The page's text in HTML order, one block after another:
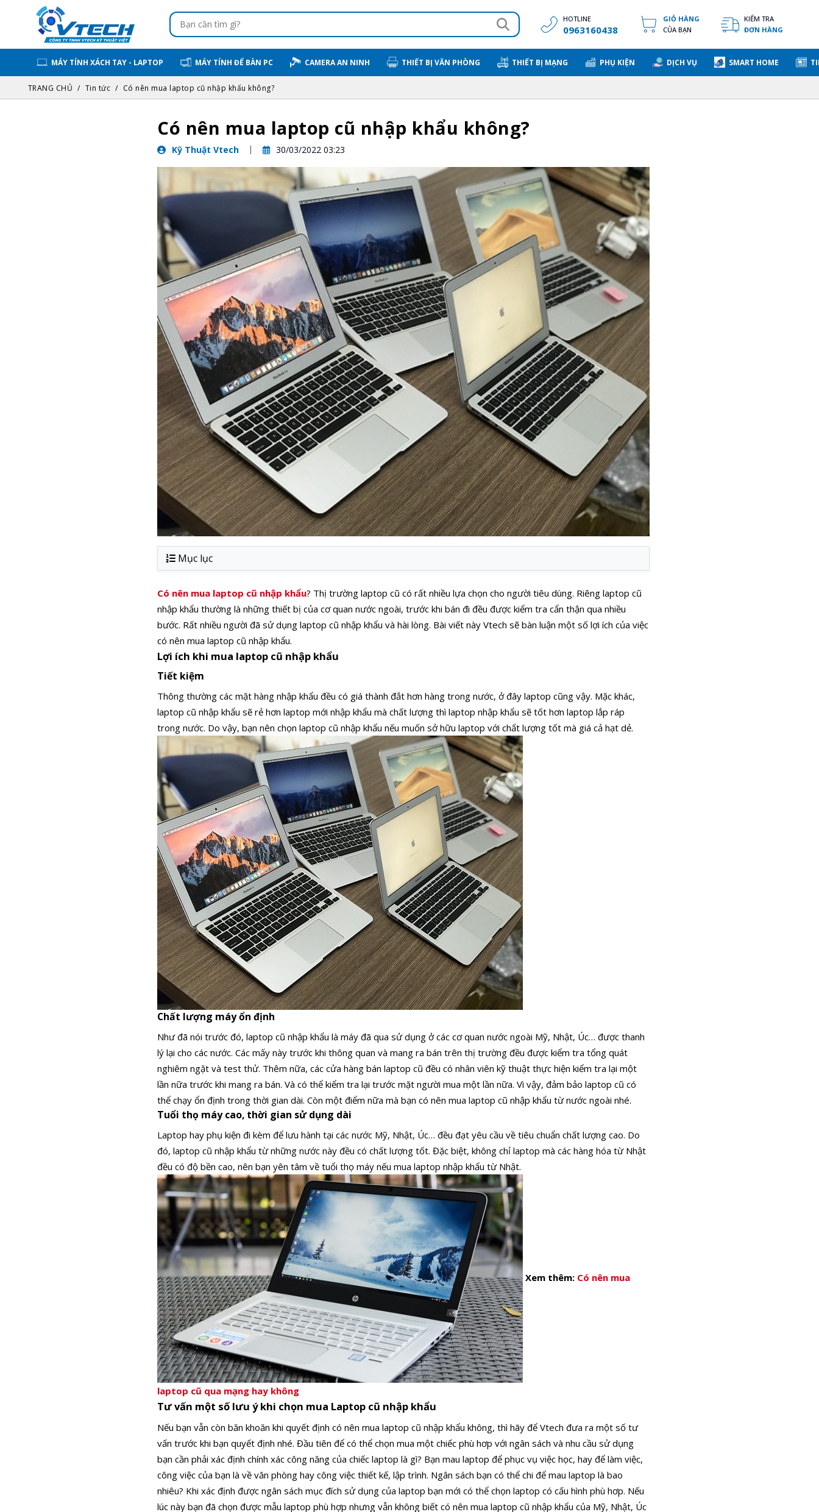
HOTLINE
0963160438
GIỎ HÀNG
CỦA BẠN
KIỂM TRA
ĐƠN HÀNG
MÁY TÍNH XÁCH TAY - LAPTOP MÁY TÍNH ĐỂ BÀN PC CAMERA AN NINH THIẾT BỊ VĂN PHÒNG THIẾT BỊ MẠNG PHỤ KIỆN DỊCH VỤ SMART HOME
TRANG CHỦ Tin tức Có nên mua laptop cũ nhập khẩu không?
Có nên mua laptop cũ nhập khẩu không?
Kỹ Thuật Vtech 30/03/2022 03:23
Mục lục
Có nên mua laptop cũ nhập khẩu? Thị trường laptop cũ có rất nhiều lựa chọn cho người tiêu dùng. Riêng laptop cũ
nhập khẩu thường là những thiết bị của cơ quan nước ngoài, trước khi bán đi đều được kiểm tra cẩn thận qua nhiều
bước. Rất nhiều người đã sử dụng laptop cũ nhập khẩu và hài lòng. Bài viết này Vtech sẽ bàn luận một số lợi ích của việc
có nên mua laptop cũ nhập khẩu.
Lợi ích khi mua laptop cũ nhập khẩu
Tiết kiệm
Thông thường các mặt hàng nhập khẩu đều có giá thành đắt hơn hàng trong nước, ở đây laptop cũng vậy. Mặc khác,
laptop cũ nhập khẩu sẽ rẻ hơn laptop mới nhập khẩu mà chất lượng thì laptop nhập khẩu sẽ tốt hơn laptop lắp ráp
trong nước. Do vậy, bạn nên chọn laptop cũ nhập khẩu nếu muốn sở hữu laptop với chất lượng tốt mà giá cả hạt dẻ.
Chất lượng máy ổn định
Như đã nói trước đó, laptop cũ nhập khẩu là máy đã qua sử dụng ở các cơ quan nước ngoài Mỹ, Nhật, Úc… được thanh
lý lại cho các nước. Các mấy này trước khi thông quan và mang ra bán trên thị trường đều được kiểm tra tổng quát
nghiêm ngặt và test thử. Thêm nữa, các cửa hàng bán laptop cũ đều có nhân viên kỹ thuật thực hiện kiểm tra lại một
lần nữa trước khi mang ra bán. Và có thể kiểm tra lại trước mặt người mua một lần nữa. Vì vậy, đảm bảo laptop cũ có
thể chạy ổn định trong thời gian dài. Còn một điểm nữa mà bạn có nên mua laptop cũ nhập khẩu từ nước ngoài nhé.
Tuổi thọ máy cao, thời gian sử dụng dài
Laptop hay phụ kiện đi kèm để lưu hành tại các nước Mỹ, Nhật, Úc… đều đạt yêu cầu về tiêu chuẩn chất lượng cao. Do
đó, laptop cũ nhập khẩu từ những nước này đều có chất lượng tốt. Đặc biệt, không chỉ laptop mà các hàng hóa từ Nhật
đều có độ bền cao, nên bạn yên tâm về tuổi thọ máy nếu mua laptop nhập khẩu từ Nhật.
Xem thêm: Có nên mua
laptop cũ qua mạng hay không
Tư vấn một số lưu ý khi chọn mua Laptop cũ nhập khẩu
Nếu bạn vẫn còn băn khoăn khi quyết định có nên mua laptop cũ nhập khẩu không, thì hãy để Vtech đưa ra một số tư
vấn trước khi bạn quyết định nhé. Đầu tiên để có thể chọn mua một chiếc phù hơp với ngân sách và nhu cầu sử dụng
bạn cần phải xác định chính xác công năng của chiếc laptop là gì? Bạn mau laptop để phục vụ việc học, hay để làm việc,
công việc của bạn là về văn phòng hay công việc thiết kế, lập trình. Ngân sách bạn có thể chi để mau laptop là bao
nhiêu? Khi xác định được ngân sách mục đích sử dụng của laptop bạn mới có thể chọn laptop có cấu hình phù hơp. Nếu
lúc này bạn đã chọn được mẫu laptop phù hợp nhưng vẫn không biết có nên mua laptop cũ nhập khẩu của Mỹ, Nhật, Úc